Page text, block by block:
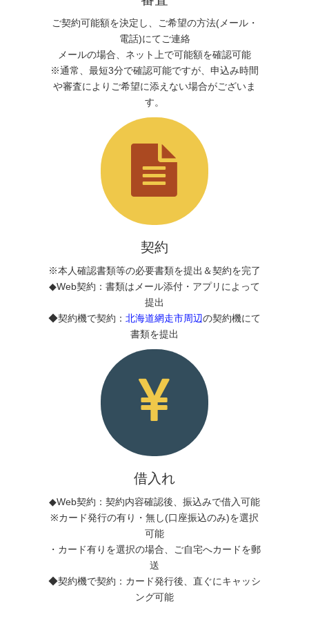
ご契約可能額を決定し、ご希望の方法(メール・
電話)にてご連絡
メールの場合、ネット上で可能額を確認可能
※通常、最短3分で確認可能ですが、申込み時間
や審査によりご希望に添えない場合がございま
す。
契約
※本人確認書類等の必要書類を提出＆契約を完了
◆Web契約：書類はメール添付・アプリによって
提出
◆契約機で契約： 北海道網走市周辺の契約機にて
書類を提出
借入れ
◆Web契約：契約内容確認後、振込みで借入可能
※カード発行の有り・無し(口座振込のみ)を選択
可能
・カード有りを選択の場合、ご自宅へカードを郵
送
◆契約機で契約：カード発行後、直ぐにキャッシ
ング可能